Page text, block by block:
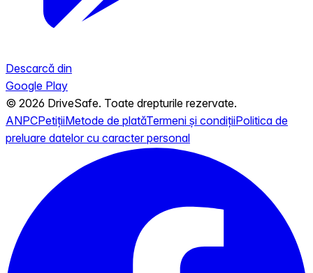
Descarcă din
Google Play
© 2026 DriveSafe. Toate drepturile rezervate.
ANPCPetițiiMetode de platăTermeni și condițiiPolitica de
preluare datelor cu caracter personal